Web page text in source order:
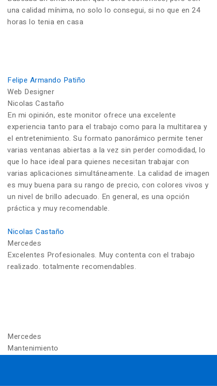
una calidad mínima, no solo lo consegui, si no que en 24
horas lo tenia en casa
Felipe Armando Patiño
Web Designer
Nicolas Castaño
En mi opinión, este monitor ofrece una excelente
experiencia tanto para el trabajo como para la multitarea y
el entretenimiento. Su formato panorámico permite tener
varias ventanas abiertas a la vez sin perder comodidad, lo
que lo hace ideal para quienes necesitan trabajar con
varias aplicaciones simultáneamente. La calidad de imagen
es muy buena para su rango de precio, con colores vivos y
un nivel de brillo adecuado. En general, es una opción
práctica y muy recomendable.
Nicolas Castaño
Mercedes
Excelentes Profesionales. Muy contenta con el trabajo
realizado. totalmente recomendables.
Mercedes
Mantenimiento